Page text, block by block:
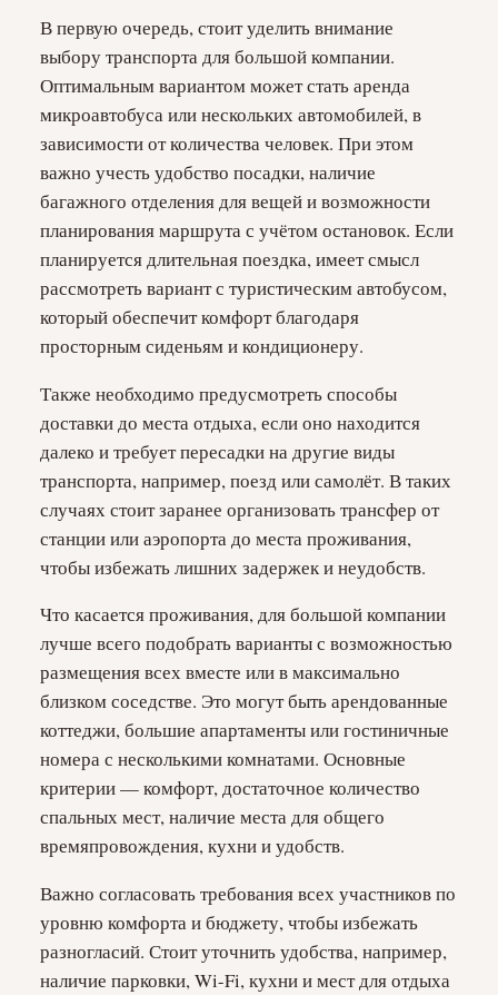
В первую очередь, стоит уделить внимание
выбору транспорта для большой компании.
Оптимальным вариантом может стать аренда
микроавтобуса или нескольких автомобилей, в
зависимости от количества человек. При этом
важно учесть удобство посадки, наличие
багажного отделения для вещей и возможности
планирования маршрута с учётом остановок. Если
планируется длительная поездка, имеет смысл
рассмотреть вариант с туристическим автобусом,
который обеспечит комфорт благодаря
просторным сиденьям и кондиционеру.
Также необходимо предусмотреть способы
доставки до места отдыха, если оно находится
далеко и требует пересадки на другие виды
транспорта, например, поезд или самолёт. В таких
случаях стоит заранее организовать трансфер от
станции или аэропорта до места проживания,
чтобы избежать лишних задержек и неудобств.
Что касается проживания, для большой компании
лучше всего подобрать варианты с возможностью
размещения всех вместе или в максимально
близком соседстве. Это могут быть арендованные
коттеджи, большие апартаменты или гостиничные
номера с несколькими комнатами. Основные
критерии — комфорт, достаточное количество
спальных мест, наличие места для общего
времяпровождения, кухни и удобств.
Важно согласовать требования всех участников по
уровню комфорта и бюджету, чтобы избежать
разногласий. Стоит уточнить удобства, например,
наличие парковки, Wi-Fi, кухни и мест для отдыха